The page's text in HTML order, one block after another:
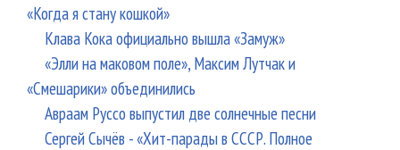
«Когда я стану кошкой»
Клава Кока официально вышла «Замуж»
«Элли на маковом поле», Максим Лутчак и
«Смешарики» объединились
Авраам Руссо выпустил две солнечные песни
Сергей Сычёв - «Хит-парады в СССР. Полное